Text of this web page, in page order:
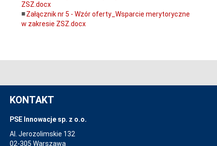
ZSZ.docx
Załącznik nr 5 - Wzór oferty_Wsparcie merytoryczne
w zakresie ZSZ.docx
KONTAKT
PSE Innowacje sp. z o.o.
Al. Jerozolimskie 132
02-305 Warszawa